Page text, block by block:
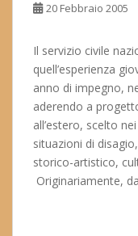
20 Febbraio 2005
Il servizio civile
quell’esperienza
anno di impegno,
aderendo a
all’estero, scelto
situazioni di
storico-artistico,
Originariamente,